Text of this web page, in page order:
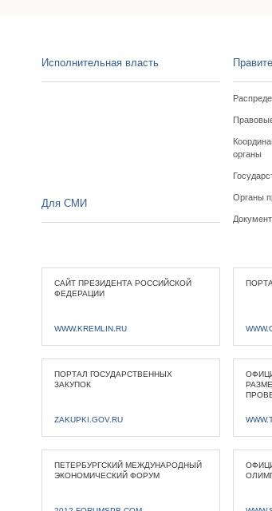
Исполнительная власть
органы
Органы
Для СМИ
САЙТ ПРЕЗИДЕНТА РОССИЙСКОЙ
ФЕДЕРАЦИИ
WWW.KREMLIN.RU
ПОРТАЛ ГОСУДАРСТВЕННЫХ
ЗАКУПОК
ZAKUPKI.GOV.RU
ПЕТЕРБУРГСКИЙ МЕЖДУНАРОДНЫЙ
ЭКОНОМИЧЕСКИЙ ФОРУМ